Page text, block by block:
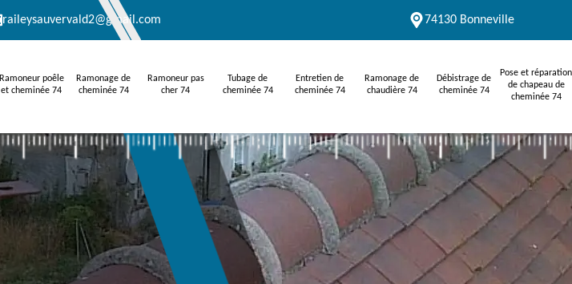
raileysauvervald2@gmail.com 74130 Bonneville
Ramoneur poêle
et cheminée 74
Ramonage de
cheminée 74
Ramoneur pas
cher 74
Tubage de
cheminée 74
Entretien de
cheminée 74
Ramonage de
chaudière 74
Débistrage de
cheminée 74
Pose et réparation
de chapeau de
cheminée 74